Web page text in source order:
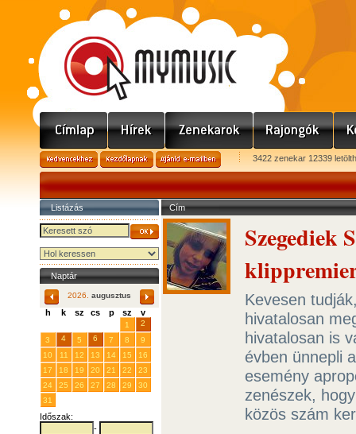
3422 zenekar 12339
Listázás
Naptár
2026. augusztus
h k sz cs p sz v
1
2
3
4 5 6 7 8
9
10
11 12 13 14 15
16
17
18 19 20 21 22
23
24
25 26 27 28 29
30
31
Időszak:
-
Cím
Szegediek
Kevesen
hivatalosan
hivatalosan is
évben ünnepli
esemény
zenészek,
közös szám